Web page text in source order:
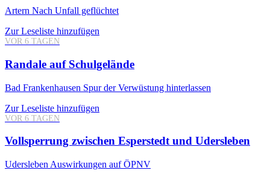
Artern Nach Unfall geflüchtet
Zur Leseliste hinzufügen
VOR 6 TAGEN
Randale auf Schulgelände
Bad Frankenhausen Spur der Verwüstung hinterlassen
Zur Leseliste hinzufügen
VOR 6 TAGEN
Vollsperrung zwischen Esperstedt und Udersleben
Udersleben Auswirkungen auf ÖPNV